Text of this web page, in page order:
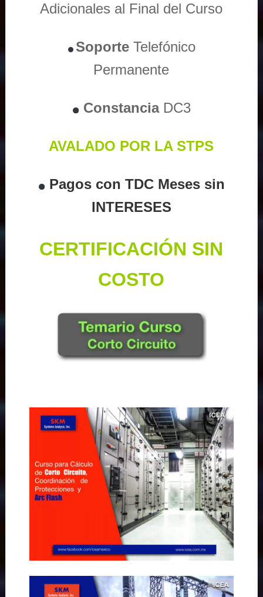
Adicionales al Final del Curso
Soporte Telefónico
Permanente
ConstanciaDC3
AVALADO POR LA STPS
Pagos con TDC Meses sin
INTERESES
CERTIFICACIÓN SIN
COSTO